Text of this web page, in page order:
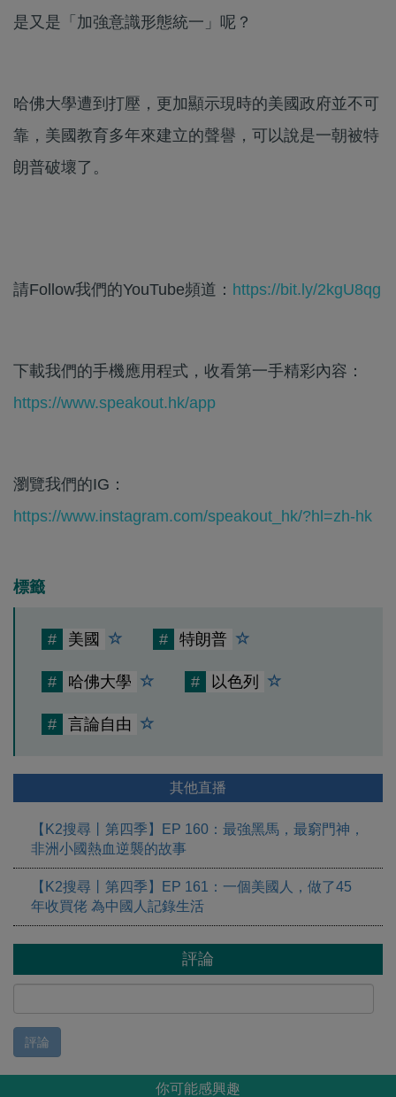
是又是「加強意識形態統一」呢？
哈佛大學遭到打壓，更加顯示現時的美國政府並不可
靠，美國教育多年來建立的聲譽，可以說是一朝被特
朗普破壞了。
請Follow我們的YouTube頻道： https://bit.ly/2kgU8qg
下載我們的手機應用程式，收看第一手精彩內容：
https://www.speakout.hk/app
瀏覽我們的IG：
https://www.instagram.com/speakout_hk/?hl=zh-hk
標籤
# 美國 # 特朗普
# 哈佛大學 # 以色列
# 言論自由
其他直播
【K2搜尋丨第四季】EP 160：最強黑馬，最窮門神，
非洲小國熱血逆襲的故事
【K2搜尋丨第四季】EP 161：一個美國人，做了45
年收買佬 為中國人記錄生活
評論
評論
你可能感興趣